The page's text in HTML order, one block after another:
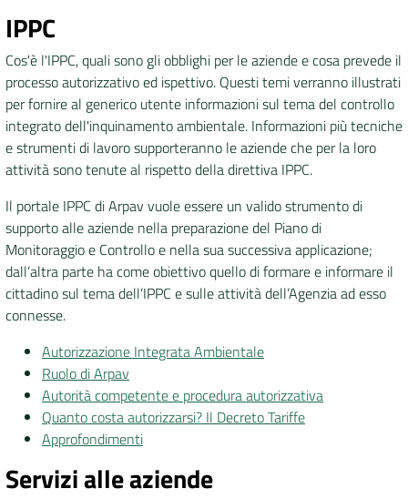
IPPC
Cos'è l'IPPC, quali sono gli obblighi per le aziende e cosa prevede il
processo autorizzativo ed ispettivo. Questi temi verranno illustrati
per fornire al generico utente informazioni sul tema del controllo
integrato dell'inquinamento ambientale. Informazioni più tecniche
e strumenti di lavoro supporteranno le aziende che per la loro
attività sono tenute al rispetto della direttiva IPPC.
Il portale IPPC di Arpav vuole essere un valido strumento di
supporto alle aziende nella preparazione del Piano di
Monitoraggio e Controllo e nella sua successiva applicazione;
dall’altra parte ha come obiettivo quello di formare e informare il
cittadino sul tema dell’IPPC e sulle attività dell’Agenzia ad esso
connesse.
Autorizzazione Integrata Ambientale
Ruolo di Arpav
Autorità competente e procedura autorizzativa
Quanto costa autorizzarsi? Il Decreto Tariffe
Approfondimenti
Servizi alle aziende